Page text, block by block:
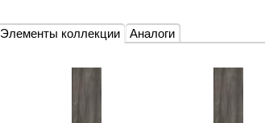
Элементы коллекции Аналоги